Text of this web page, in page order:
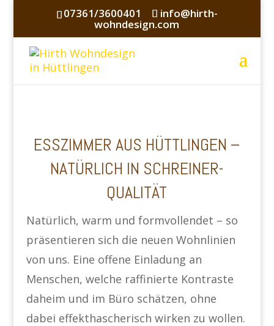
07361/3600401 info@hirth-
wohndesign.com
ESSZIMMER AUS HÜTTLINGEN –
NATÜRLICH IN SCHREINER­
QUALITÄT
Natürlich, warm und formvollendet – so
präsentieren sich die neuen Wohnlinien
von uns. Eine offene Einladung an
Menschen, welche raffinierte Kontraste
daheim und im Büro schätzen, ohne
dabei effekthascherisch wirken zu wollen.